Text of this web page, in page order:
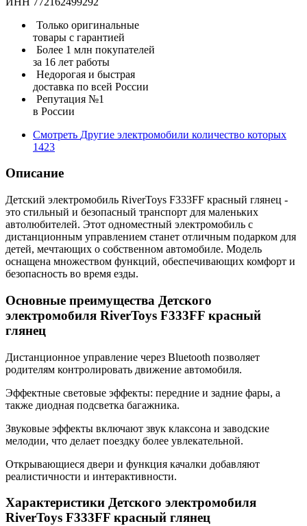
Только оригинальные
товары с гарантией
Более 1 млн покупателей
за 16 лет работы
Недорогая и быстрая
доставка по всей России
Репутация №1
в России
Смотреть Другие электромобили количество которых
1423
Описание
Детский электромобиль RiverToys F333FF красный глянец -
это стильный и безопасный транспорт для маленьких
автолюбителей. Этот одноместный электромобиль с
дистанционным управлением станет отличным подарком для
детей, мечтающих о собственном автомобиле. Модель
оснащена множеством функций, обеспечивающих комфорт и
безопасность во время езды.
Основные преимущества Детского
электромобиля RiverToys F333FF красный
глянец
Дистанционное управление через Bluetooth позволяет
родителям контролировать движение автомобиля.
Эффектные световые эффекты: передние и задние фары, а
также диодная подсветка багажника.
Звуковые эффекты включают звук клаксона и заводские
мелодии, что делает поездку более увлекательной.
Открывающиеся двери и функция качалки добавляют
реалистичности и интерактивности.
Характеристики Детского электромобиля
RiverToys F333FF красный глянец